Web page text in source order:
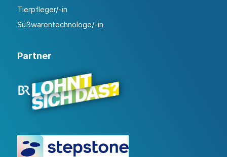
Tierpfleger/-in
Süßwarentechnologe/-in
Partner